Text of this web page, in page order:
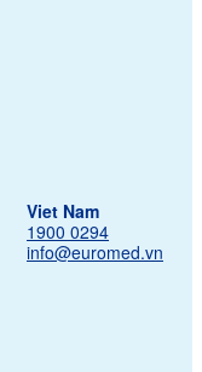
Viet Nam
1900 0294
info@euromed.vn